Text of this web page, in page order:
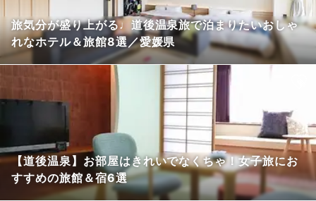
旅気分が盛り上がる♩道後温泉旅で泊まりたいおしゃ
れなホテル＆旅館8選／愛媛県
【道後温泉】お部屋はきれいでなくちゃ！女子旅にお
すすめの旅館＆宿6選